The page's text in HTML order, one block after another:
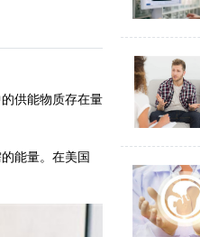
供能物质存在量
能量。在美国